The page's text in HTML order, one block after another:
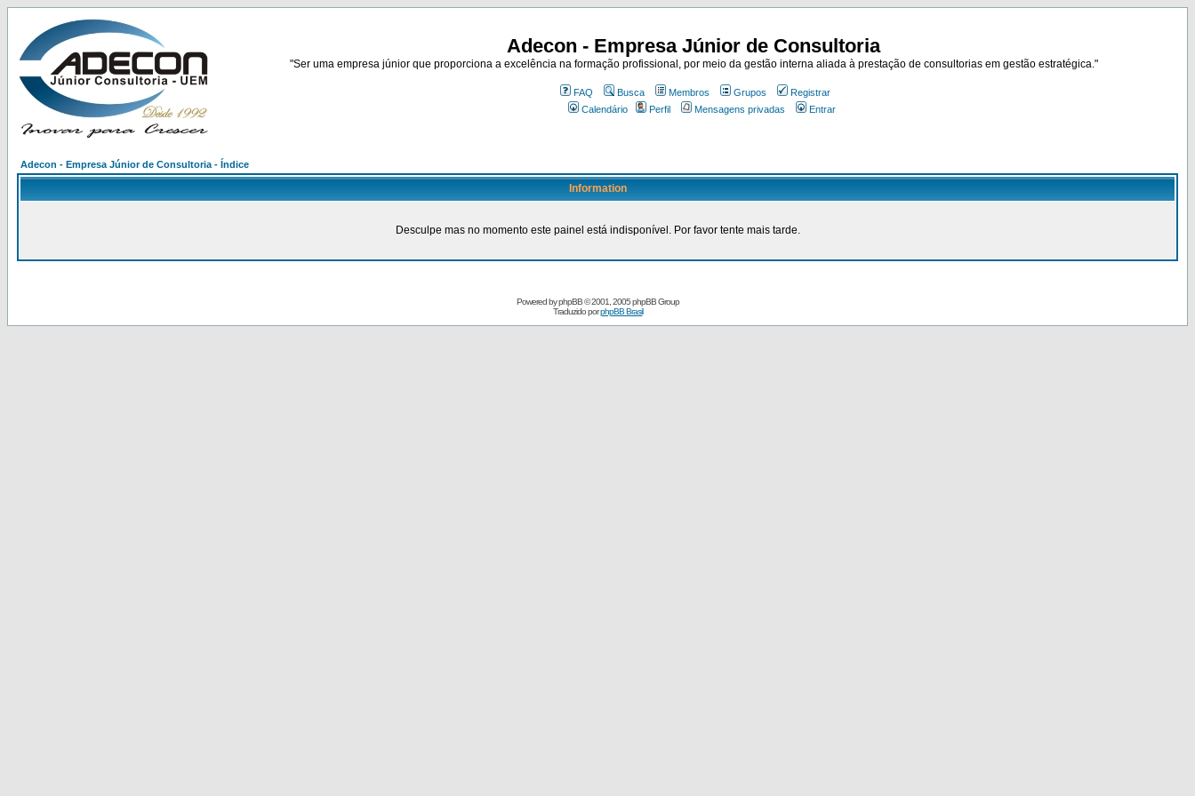
Adecon - Empresa Júnior de Consultoria
"Ser uma empresa júnior que proporciona a excelência na formação profissional, por meio da gestão interna aliada à prestação de consultorias em gestão estratégica."
FAQ Busca Membros Grupos
Registrar
Calendário
Perfil Mensagens privadas Entrar
Adecon - Empresa Júnior de Consultoria - Índice
Information
Desculpe mas no momento este painel está indisponível. Por favor tente mais tarde.
Powered byphpBB© 2001, 2005 phpBB Group
Traduzido porphpBB Brasil